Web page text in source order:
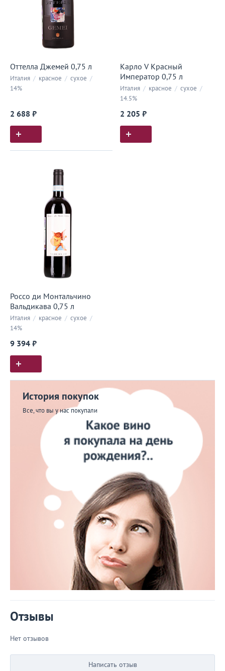
Оттелла Джемей 0,75 л
Италия / красное / сухое /
14%
2 688 ₽
Карло V Красный
Император 0,75 л
Италия / красное / сухое /
14.5%
2 205 ₽
Россо ди Монтальчино
Вальдикава 0,75 л
Италия / красное / сухое /
14%
9 394 ₽
История покупок
Все, что вы у нас покупали
Отзывы
Нет отзывов
Написать отзыв